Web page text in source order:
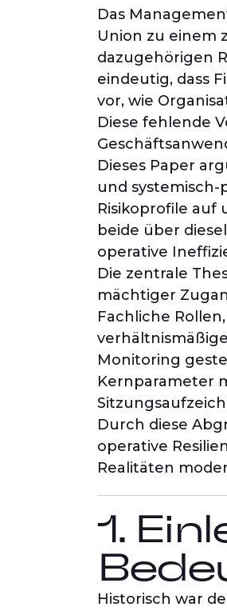
Das
Union zu einem
dazugehörigen
eindeutig, dass
vor, wie
Diese fehlende
Dieses Paper
und
Risikoprofile auf
beide über
operative
Die zentrale
mächtiger
Fachliche
Monitoring
Kernparameter
Durch diese
operative
Realitäten
1.
Historisch war